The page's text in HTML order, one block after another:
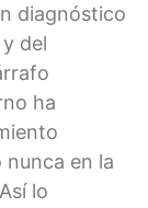
diagnóstico
del
ha
en la
lo